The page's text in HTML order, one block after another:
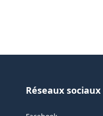
Réseaux sociaux